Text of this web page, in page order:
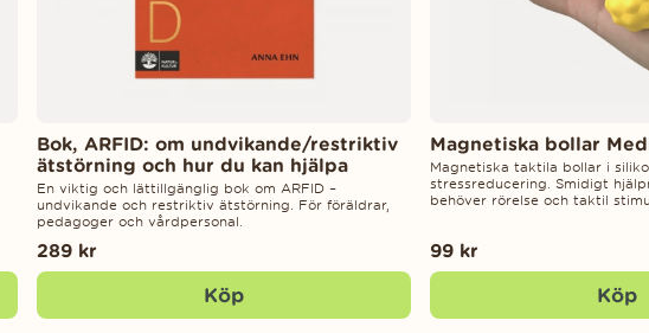
Bok, ARFID: om undvikande/restriktiv
ätstörning och hur du kan hjälpa
En viktig och lättillgänglig bok om ARFID –
undvikande och restriktiv ätstörning. För föräldrar,
pedagoger och vårdpersonal.
289 kr
Köp
Magnetiska bollar
Magnetiska taktila bollar i
stressreducering. Smidigt
behöver rörelse och taktil
99 kr
Köp